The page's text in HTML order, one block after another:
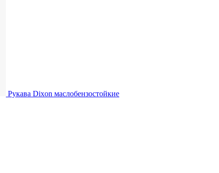
Рукава Dixon маслобензостойкие